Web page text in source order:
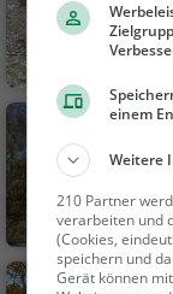
einem
Weitere
210 Partner
verarbeiten und
(Cookies,
speichern und
Gerät können